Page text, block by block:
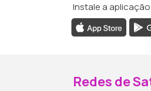
Instale a aplicação
Redes de